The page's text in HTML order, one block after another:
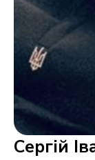
Сергій